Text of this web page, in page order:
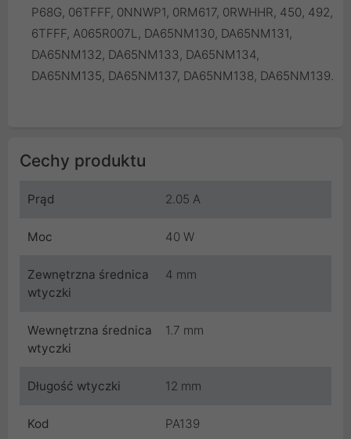
P68G, 06TFFF, 0NNWP1, 0RM617, 0RWHHR, 450, 492,
6TFFF, A065R007L, DA65NM130, DA65NM131,
DA65NM132, DA65NM133, DA65NM134,
DA65NM135, DA65NM137, DA65NM138, DA65NM139.
Cechy produktu
Prąd 2.05 A
Moc 40 W
Zewnętrzna średnica
wtyczki
4 mm
Wewnętrzna średnica
wtyczki
1.7 mm
Długość wtyczki 12 mm
Kod PA139